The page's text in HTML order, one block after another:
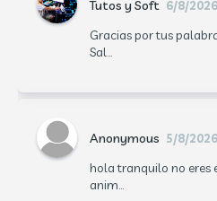
Tutos y Soft 6/8/2026
Gracias por tus
Sal...
Anonymous 5/8/2026
hola tranquilo no eres
anim...